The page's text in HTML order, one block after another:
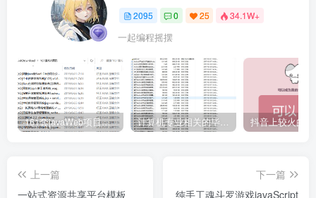
2095 0 25 34.1W+
一起编程摇摆
161套javaWeb项目源码免费分享 计算机专业相关的毕业设计论文合集免费下载
上一篇
一站式资源共享平台模板
下一篇
纯手工魂斗罗游戏javaScript